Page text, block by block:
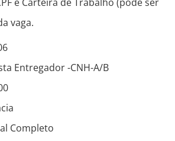
vaga.
Entregador -CNH-A/B
Completo